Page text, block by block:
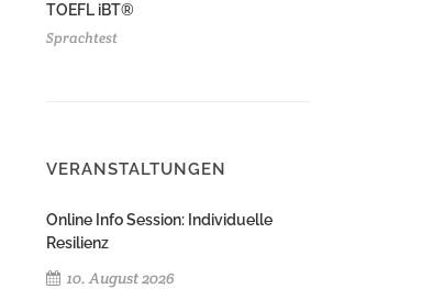
TOEFL iBT®
Sprachtest
VERANSTALTUNGEN
Online Info Session: Individuelle
Resilienz
10. August 2026